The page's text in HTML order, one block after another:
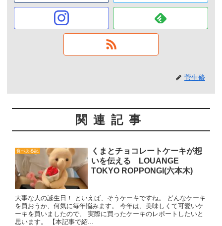
菅生修
関連記事
食べある記
くまとチョコレートケーキが想
いを伝える LOUANGE
TOKYO ROPPONGI(六本木)
大事な人の誕生日！ といえば、そうケーキですね。 どんなケーキ
を買おうか、何気に毎年悩みます。 今年は、美味しくて可愛いケ
ーキを買いましたので、 実際に買ったケーキのレポートしたいと
思います。 【本記事で紹...